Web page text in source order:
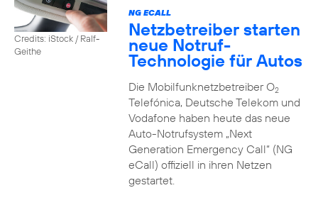
Credits: iStock / Ralf-
Geithe
NG ECALL
Netzbetreiber starten
neue Notruf-
Technologie für Autos
Die Mobilfunknetzbetreiber O2
Telefónica, Deutsche Telekom und
Vodafone haben heute das neue
Auto-Notrufsystem „Next
Generation Emergency Call“ (NG
eCall) offiziell in ihren Netzen
gestartet.